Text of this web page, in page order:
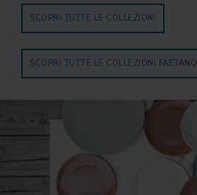
SCOPRI TUTTE LE COLLEZIONI
SCOPRI TUTTE LE COLLEZIONI FAETANO